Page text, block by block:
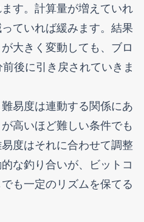
す。計算量が増えていれ
ていれば緩みます。結果
大きく変動しても、ブロ
後に引き戻されていきま
易度は連動する関係にあ
高いほど難しい条件でも
度はそれに合わせて調整
な釣り合いが、ビットコ
も一定のリズムを保てる